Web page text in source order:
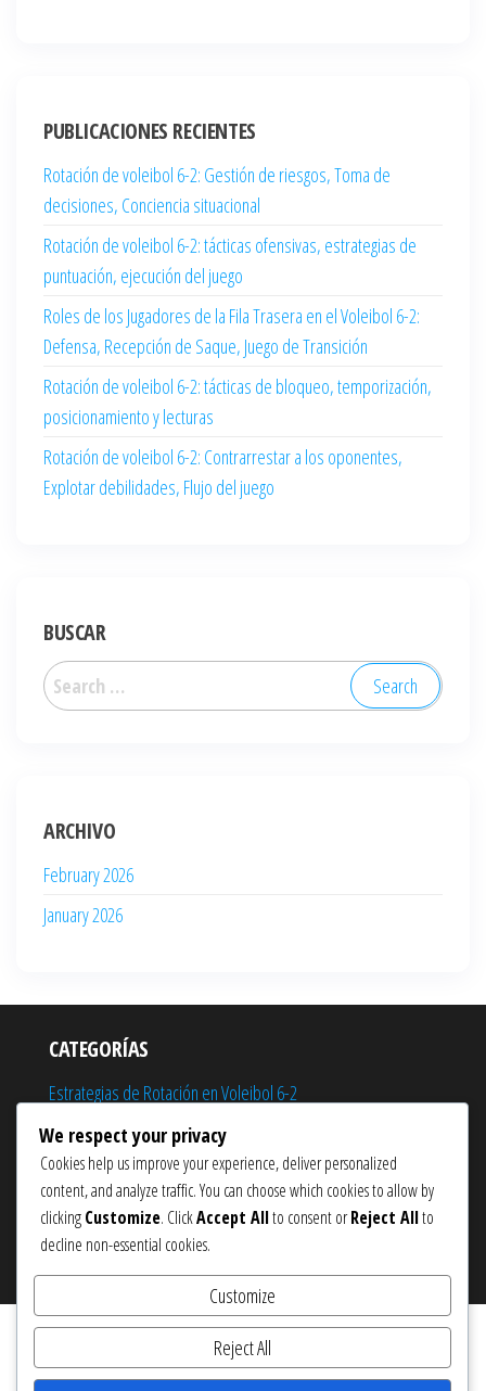
PUBLICACIONES RECIENTES
Rotación de voleibol 6-2: Gestión de riesgos, Toma de
decisiones, Conciencia situacional
Rotación de voleibol 6-2: tácticas ofensivas, estrategias de
puntuación, ejecución del juego
Roles de los Jugadores de la Fila Trasera en el Voleibol 6-2:
Defensa, Recepción de Saque, Juego de Transición
Rotación de voleibol 6-2: tácticas de bloqueo, temporización,
posicionamiento y lecturas
Rotación de voleibol 6-2: Contrarrestar a los oponentes,
Explotar debilidades, Flujo del juego
BUSCAR
Search
for:
ARCHIVO
February 2026
January 2026
CATEGORÍAS
Estrategias de Rotación en Voleibol 6-2
Responsabilidades de posición en el voleibol 6-2
Tácticas de juego en el voleibol 6-2
We respect your privacy
Cookies help us improve your experience, deliver personalized
content, and analyze traffic. You can choose which cookies to allow by
clickingCustomize. ClickAccept Allto consent orReject Allto
decline non-essential cookies.
Customize
Reject All